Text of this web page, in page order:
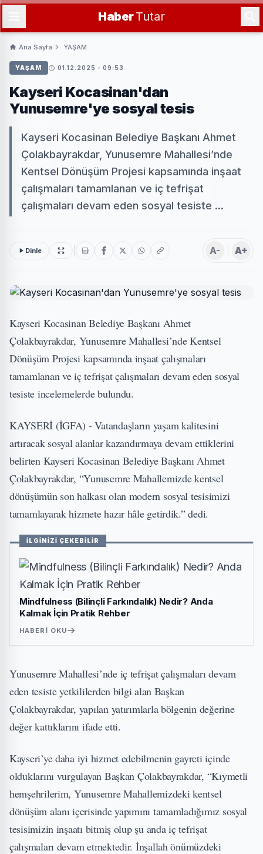
HaberTutar
Ana Sayfa YAŞAM
YAŞAM 01.12.2025 - 09:53
Kayseri Kocasinan'dan
Yunusemre'ye sosyal tesis
Kayseri Kocasinan Belediye Başkanı Ahmet
Çolakbayrakdar, Yunusemre Mahallesi’nde
Kentsel Dönüşüm Projesi kapsamında inşaat
çalışmaları tamamlanan ve iç tefrişat
çalışmaları devam eden sosyal tesiste ...
Dinle A- A+
Kayseri Kocasinan Belediye Başkanı Ahmet
Çolakbayrakdar, Yunusemre Mahallesi’nde Kentsel
Dönüşüm Projesi kapsamında inşaat çalışmaları
tamamlanan ve iç tefrişat çalışmaları devam eden sosyal
tesiste incelemelerde bulundu.
KAYSERİ (İGFA) - Vatandaşların yaşam kalitesini
artıracak sosyal alanlar kazandırmaya devam ettiklerini
belirten Kayseri Kocasinan Belediye Başkanı Ahmet
Çolakbayrakdar, “Yunusemre Mahallemizde kentsel
dönüşümün son halkası olan modern sosyal tesisimizi
tamamlayarak hizmete hazır hâle getirdik.” dedi.
İLGİNİZİ ÇEKEBİLİR
Mindfulness (Bilinçli Farkındalık) Nedir? Anda
Kalmak İçin Pratik Rehber
HABERI OKU
Yunusemre Mahallesi’nde iç tefrişat çalışmaları devam
eden tesiste yetkililerden bilgi alan Başkan
Çolakbayrakdar, yapılan yatırımlarla bölgenin değerine
değer kattıklarını ifade etti.
Kayseri’ye daha iyi hizmet edebilmenin gayreti içinde
olduklarını vurgulayan Başkan Çolakbayrakdar, “Kıymetli
hemşehrilerim, Yunusemre Mahallemizdeki kentsel
dönüşüm alanı içerisinde yapımını tamamladığımız sosyal
tesisimizin inşaatı bitmiş olup şu anda iç tefrişat
çalışmaları devam etmektedir. İnşallah önümüzdeki